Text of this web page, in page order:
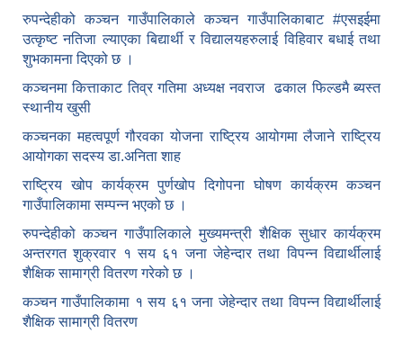
रुपन्देहीको कञ्चन गाउँपालिकाले कञ्चन गाउँपालिकाबाट #एसइईमा
उत्कृष्ट नतिजा ल्याएका बिद्यार्थी र विद्यालयहरुलाई विहिवार बधाई तथा
शुभकामना दिएको छ ।
कञ्चनमा कित्ताकाट तिव्र गतिमा अध्यक्ष नवराज ढकाल फिल्डमै ब्यस्त
स्थानीय खुसी
कञ्चनका महत्वपूर्ण गौरवका योजना राष्ट्रिय आयोगमा लैजाने राष्ट्रिय
आयोगका सदस्य डा.अनिता शाह
राष्ट्रिय खोप कार्यक्रम पुर्णखोप दिगोपना घोषण कार्यक्रम कञ्‍चन
गाउँपालिकामा सम्पन्न भएको छ ।
रुपन्देहीको कञ्चन गाउँपालिकाले मुख्यमन्त्री शैक्षिक सुधार कार्यक्रम
अन्तरगत शुक्रवार १ सय ६१ जना जेहेन्दार तथा विपन्न विद्यार्थीलाई
शैक्षिक सामाग्री वितरण गरेको छ ।
कञ्चन गाउँपालिकामा १ सय ६१ जना जेहेन्दार तथा विपन्न विद्यार्थीलाई
शैक्षिक सामाग्री वितरण